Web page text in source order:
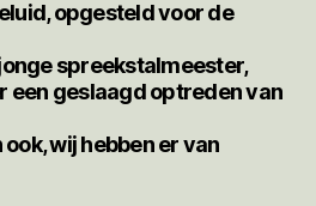
opgesteld voor de
spreekstalmeester,
een geslaagd optreden van
wij hebben er van